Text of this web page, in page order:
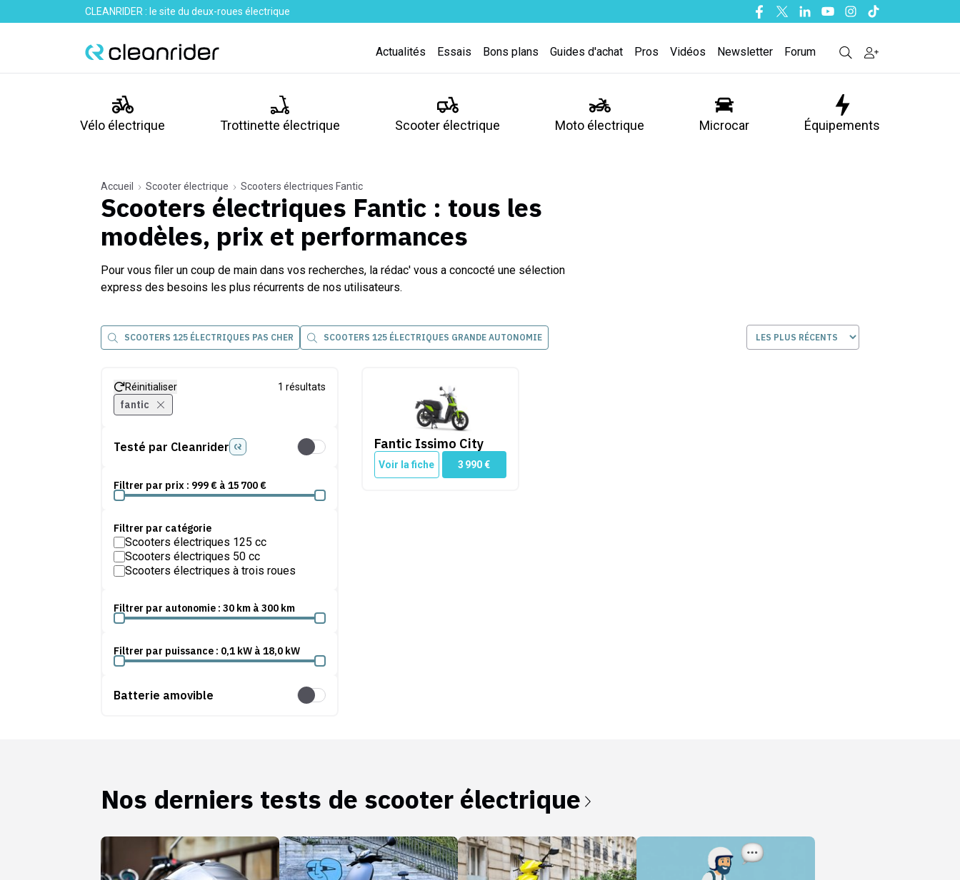
CLEANRIDER : le site du deux-roues électrique Facebook
TwitterLinkedinYoutubeInstagram
Tiktok
Actualités Essais Bons plans Guides d'achat Pros Vidéos Newsletter Forum
Vélo électrique Trottinette électrique Scooter électrique Moto électrique Microcar Équipements
Accueil Scooter électrique Scooters électriques Fantic
Scooters électriques Fantic : tous les
modèles, prix et performances
Pour vous filer un coup de main dans vos recherches, la rédac' vous a concocté une sélection
express des besoins les plus récurrents de nos utilisateurs.
SCOOTERS 125 ÉLECTRIQUES PAS CHER SCOOTERS 125 ÉLECTRIQUES GRANDE AUTONOMIE
Réinitialiser 1 résultats
fantic
Testé par Cleanrider Testé par Cleanrider
Filtrer par prix : 999 € à 15 700 €
Filtrer par catégorie
Scooters électriques 125 cc
Scooters électriques 50 cc
Scooters électriques à trois roues
Filtrer par autonomie : 30 km à 300 km
Filtrer par puissance : 0,1 kW à 18,0 kW
Batterie amovible Batterie amovible
Fantic Issimo City
Fantic Issimo City
Voir la fiche 3 990€
Nos derniers tests de scooter électrique